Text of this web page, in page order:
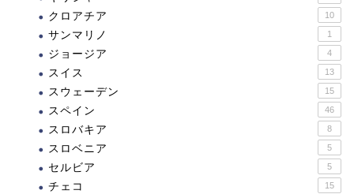
クロアチア 10
サンマリノ 1
ジョージア 4
スイス 13
スウェーデン 15
スペイン 46
スロバキア 8
スロベニア 5
セルビア 5
チェコ 15